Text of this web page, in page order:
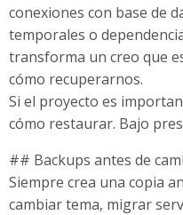
conexiones con base de
temporales o
transforma un creo que
cómo recuperarnos.
Si el proyecto es
cómo restaurar. Bajo
## Backups antes de
Siempre crea una copia
cambiar tema, migrar